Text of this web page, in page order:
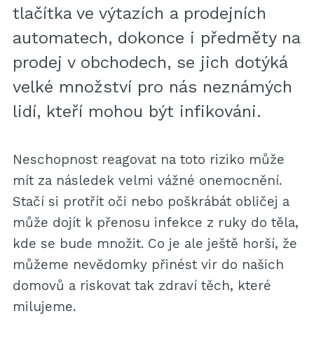
tlačítka ve výtazích a prodejních
automatech, dokonce i předměty na
prodej v obchodech, se jich dotýká
velké množství pro nás neznámých
lidí, kteří mohou být infikováni.
Neschopnost reagovat na toto riziko může
mít za následek velmi vážné onemocnění.
Stačí si protřít oči nebo poškrábát obličej a
může dojít k přenosu infekce z ruky do těla,
kde se bude množit. Co je ale ještě horší, že
můžeme nevědomky přinést vir do našich
domovů a riskovat tak zdraví těch, které
milujeme.